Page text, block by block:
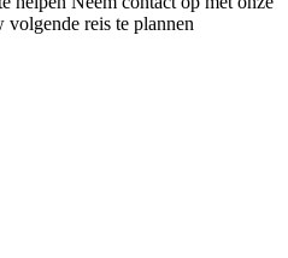
volgende reis te plannen